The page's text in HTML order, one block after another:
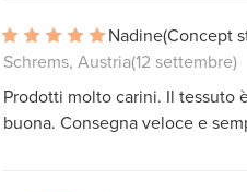
Nadine(Concept
Schrems, Austria(12 settembre)
Prodotti molto carini. Il tessuto
buona. Consegna veloce e